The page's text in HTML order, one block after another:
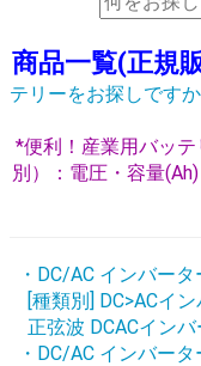
商品一覧(正規
テリーをお探しです
*便利！産業用バッ
別）：電圧・容量
・DC/AC インバー
[種類別] DC>ACイ
正弦波 DCACイン
・DC/AC インバー